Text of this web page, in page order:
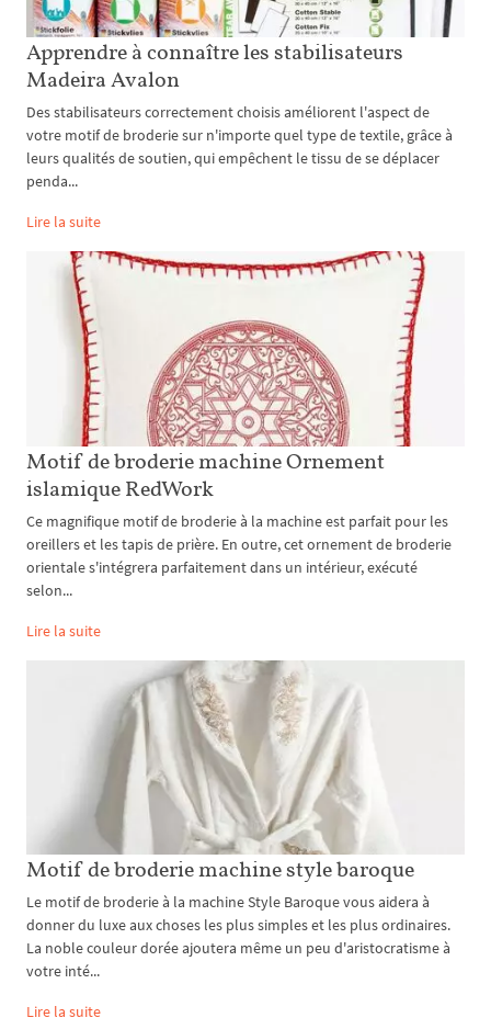
Apprendre à connaître les stabilisateurs
Madeira Avalon
Des stabilisateurs correctement choisis améliorent l'aspect de
votre motif de broderie sur n'importe quel type de textile, grâce à
leurs qualités de soutien, qui empêchent le tissu de se déplacer
penda...
Lire la suite
Motif de broderie machine Ornement
islamique RedWork
Ce magnifique motif de broderie à la machine est parfait pour les
oreillers et les tapis de prière. En outre, cet ornement de broderie
orientale s'intégrera parfaitement dans un intérieur, exécuté
selon...
Lire la suite
Motif de broderie machine style baroque
Le motif de broderie à la machine Style Baroque vous aidera à
donner du luxe aux choses les plus simples et les plus ordinaires.
La noble couleur dorée ajoutera même un peu d'aristocratisme à
votre inté...
Lire la suite